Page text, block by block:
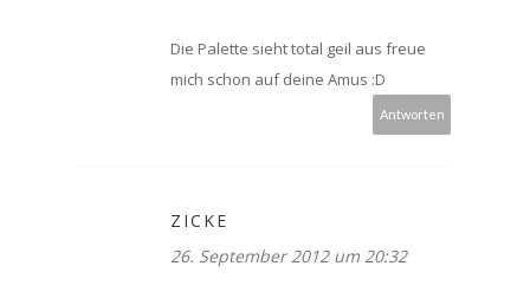
Die Palette sieht total geil aus freue
mich schon auf deine Amus :D
Antworten
ZICKE
26. September 2012 um 20:32